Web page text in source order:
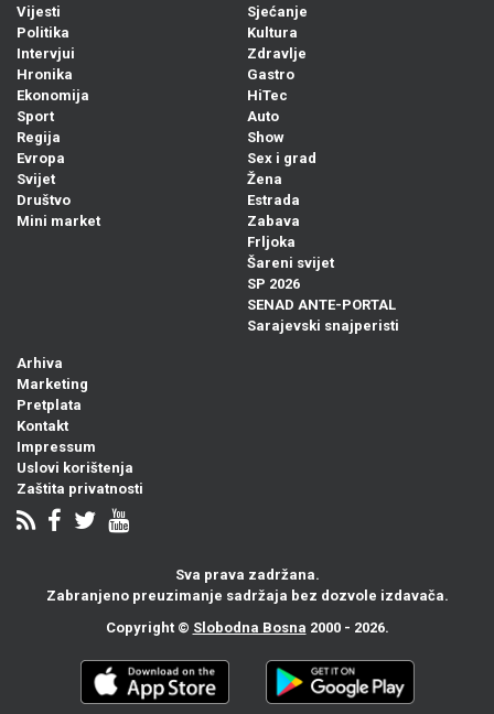
Vijesti
Politika
Intervjui
Hronika
Ekonomija
Sport
Regija
Evropa
Svijet
Društvo
Mini market
Sjećanje
Kultura
Zdravlje
Gastro
HiTec
Auto
Show
Sex i grad
Žena
Estrada
Zabava
Frljoka
Šareni svijet
SP 2026
SENAD ANTE-PORTAL
Sarajevski snajperisti
Arhiva
Marketing
Pretplata
Kontakt
Impressum
Uslovi korištenja
Zaštita privatnosti
Sva prava zadržana.
Zabranjeno preuzimanje sadržaja bez dozvole izdavača.
Copyright © Slobodna Bosna 2000 - 2026.